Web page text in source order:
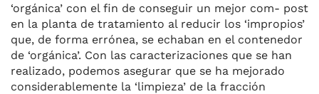
‘orgánica’ con el fin de conseguir un mejor com- post
en la planta de tratamiento al reducir los ‘impropios’
que, de for­ma errónea, se echaban en el con­tenedor
de ‘orgánica’. Con las ca­racterizaciones que se han
reali­zado, podemos asegurar que se ha mejorado
considerablemente la ‘limpieza’ de la fracción